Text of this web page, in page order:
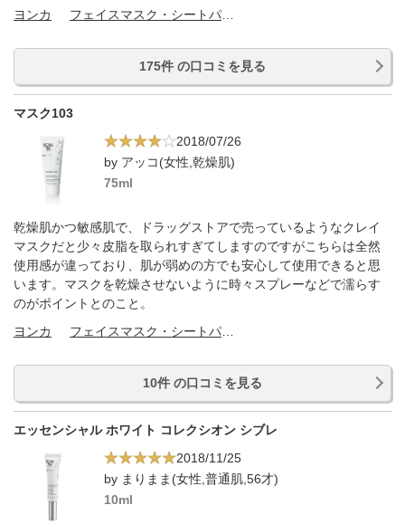
ヨンカ
175件 の口コミを見る
マスク103
2018/07/26
by アッコ(女性,乾燥肌)
75ml
乾燥肌かつ敏感肌で、ドラッグストアで売っているようなクレイ
マスクだと少々皮脂を取られすぎてしますのですがこちらは全然
使用感が違っており、肌が弱めの方でも安心して使用できると思
います。マスクを乾燥させないように時々スプレーなどで濡らす
のがポイントとのこと。
ヨンカ
10件 の口コミを見る
エッセンシャル ホワイト コレクシオン シブレ
2018/11/25
by まりまま(女性,普通肌,56才)
10ml